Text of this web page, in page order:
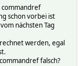
commandref
schon vorbei ist
nächsten Tag
werden, egal
falsch?